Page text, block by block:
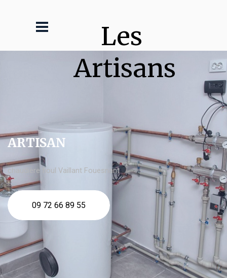
Les
Artisans
ARTISAN
chaudière fioul Vaillant Fouesnant
09 72 66 89 55